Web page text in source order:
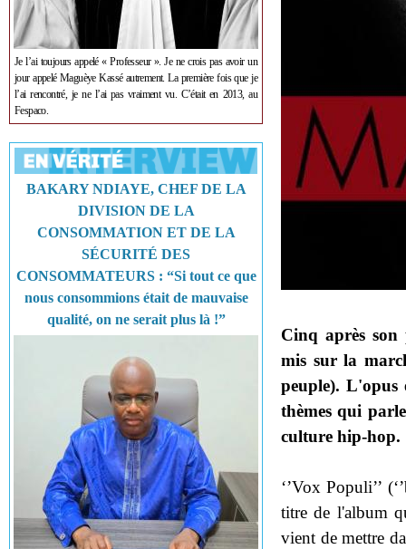
Je l’ai toujours appelé « Professeur ». Je ne crois pas avoir un
jour appelé Maguèye Kassé autrement. La première fois que je
l’ai rencontré, je ne l’ai pas vraiment vu. C’était en 2013, au
Fespaco.
BAKARY NDIAYE, CHEF DE LA
DIVISION DE LA
CONSOMMATION ET DE LA
SÉCURITÉ DES
CONSOMMATEURS : “Si tout ce que
nous consommions était de mauvaise
qualité, on ne serait plus là !”
Cinq après son
mis sur la
peuple). L'opus
thèmes qui
culture hip-hop.
‘’Vox Populi’’
titre de l'album
vient de mettre